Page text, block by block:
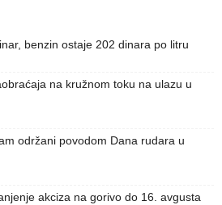
benzin ostaje 202 dinara po litru
na kružnom toku na ulazu u
održani povodom Dana rudara u
akciza na gorivo do 16. avgusta